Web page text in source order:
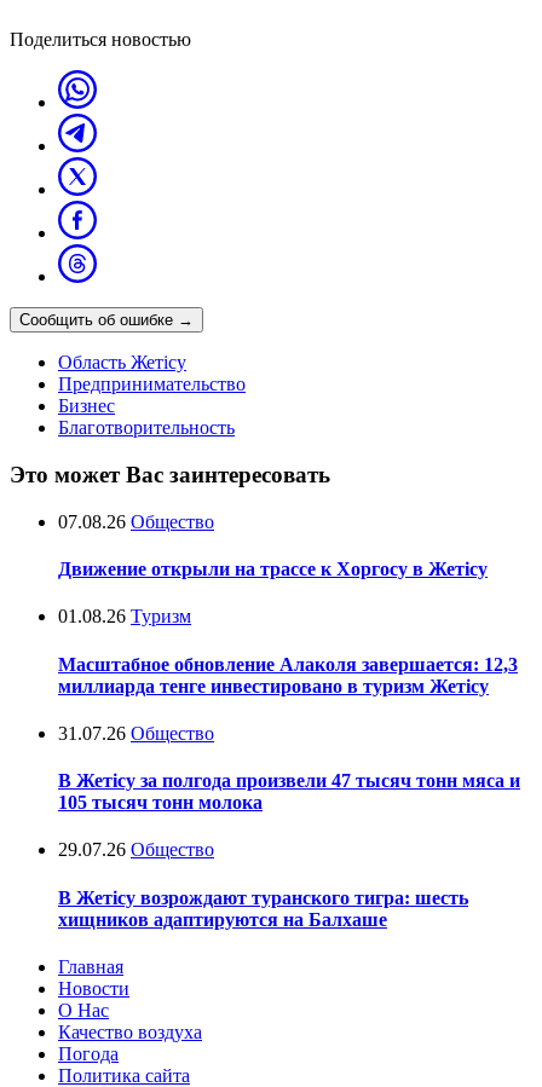
Поделиться новостью
Сообщить об ошибке →
Область Жетісу
Предпринимательство
Бизнес
Благотворительность
Это может Вас заинтересовать
07.08.26 Общество
Движение открыли на трассе к Хоргосу в Жетісу
01.08.26 Туризм
Масштабное обновление Алаколя завершается: 12,3
миллиарда тенге инвестировано в туризм Жетісу
31.07.26 Общество
В Жетісу за полгода произвели 47 тысяч тонн мяса и
105 тысяч тонн молока
29.07.26 Общество
В Жетісу возрождают туранского тигра: шесть
хищников адаптируются на Балхаше
Главная
Новости
О Нас
Качество воздуха
Погода
Политика сайта